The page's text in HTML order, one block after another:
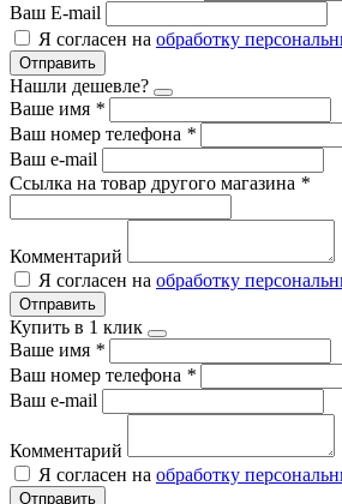
Ваш E-mail
Я согласен на обработку
Отправить
Нашли дешевле?
Ваше имя *
Ваш номер телефона *
Ваш e-mail
Ссылка на товар другого магазина *
Комментарий
Я согласен на обработку
Отправить
Купить в 1 клик
Ваше имя *
Ваш номер телефона *
Ваш e-mail
Комментарий
Я согласен на обработку
Отправить